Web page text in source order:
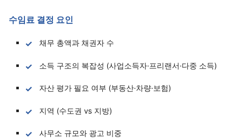
수임료 결정 요인
채무 총액과 채권자 수
소득 구조의 복잡성 (사업소득자·프리랜서·다중 소득)
자산 평가 필요 여부 (부동산·차량·보험)
지역 (수도권 vs 지방)
사무소 규모와 광고 비중